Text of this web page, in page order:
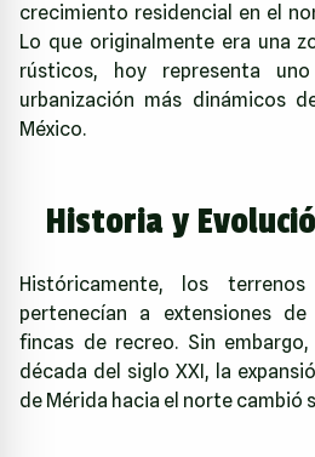
crecimiento residencial en el
Lo que originalmente era una
rústicos, hoy representa
urbanización más dinámicos
México.
Historia y
Históricamente, los
pertenecían a extensiones
fincas de recreo. Sin
década del siglo XXI, la
de Mérida hacia el norte cambió